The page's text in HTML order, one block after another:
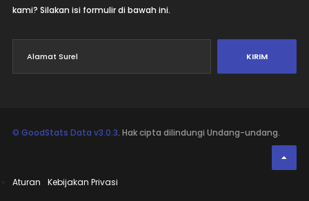
kami? Silakan isi formulir di bawah ini.
KIRIM
© GoodStats Data v3.0.3. Hak cipta dilindungi Undang-undang.
Aturan Kebijakan Privasi